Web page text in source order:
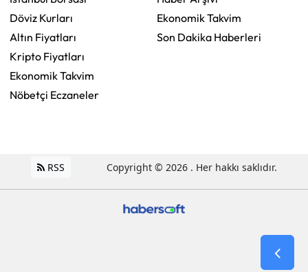
Döviz Kurları
Altın Fiyatları
Kripto Fiyatları
Ekonomik Takvim
Nöbetçi Eczaneler
Ekonomik Takvim
Son Dakika Haberleri
RSS Copyright © 2026 . Her hakkı saklıdır.